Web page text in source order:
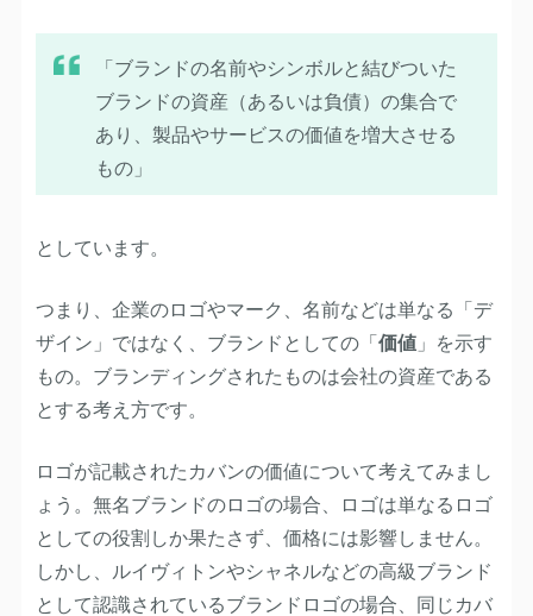
「ブランドの名前やシンボルと結びついた
ブランドの資産（あるいは負債）の集合で
あり、製品やサービスの価値を増大させる
もの」
としています。
つまり、企業のロゴやマーク、名前などは単なる「デ
ザイン」ではなく、ブランドとしての「価値」を示す
もの。ブランディングされたものは会社の資産である
とする考え方です。
ロゴが記載されたカバンの価値について考えてみまし
ょう。無名ブランドのロゴの場合、ロゴは単なるロゴ
としての役割しか果たさず、価格には影響しません。
しかし、ルイヴィトンやシャネルなどの高級ブランド
として認識されているブランドロゴの場合、同じカバ